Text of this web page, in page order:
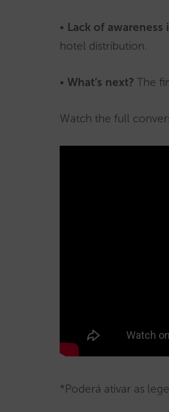
• Lack of
hotel distribution.
• What’s next? The
Watch the full
*Poderá ativar as